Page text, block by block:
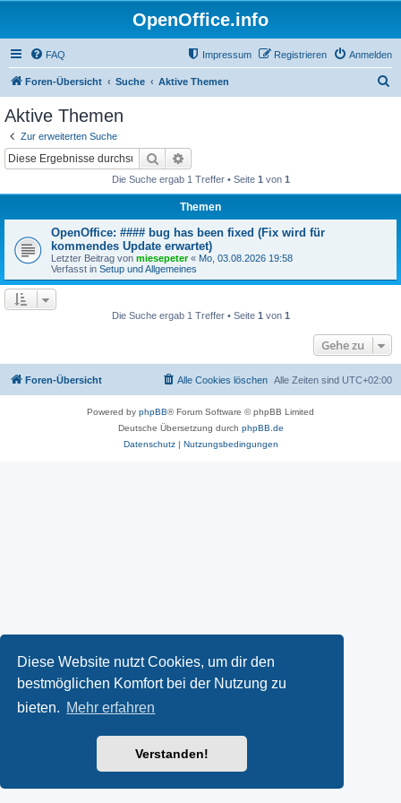
Diese Website nutzt Cookies, um dir den
bestmöglichen Komfort bei der Nutzung zu
bieten. Mehr erfahren
Verstanden!
OpenOffice.info
FAQ Anmelden
Registrieren
Impressum
Foren-Übersicht Suche Aktive Themen
Aktive Themen
Zur erweiterten Suche
Suche
Die Suche ergab 1 Treffer • Seite 1 von 1
Themen
OpenOffice: #### bug has been fixed (Fix wird für
kommendes Update erwartet)
Letzter Beitrag von miesepeter« Mo, 03.08.2026 19:58
Verfasst in Setup und Allgemeines
Die Suche ergab 1 Treffer • Seite 1 von 1
Gehe zu
Foren-Übersicht Alle Zeiten sind UTC+02:00
Alle Cookies löschen
Powered by phpBB® Forum Software © phpBB Limited
Deutsche Übersetzung durch phpBB.de
Datenschutz| Nutzungsbedingungen